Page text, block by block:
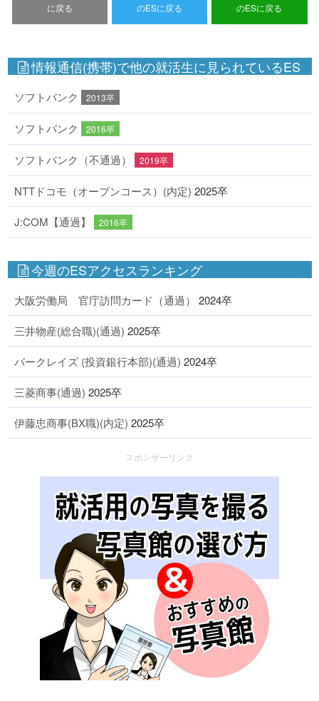
に戻る
のESに戻る
のESに戻る
情報通信(携帯)で他の就活生に見られているES
ソフトバンク 2013卒
ソフトバンク 2016卒
ソフトバンク（不通過） 2019卒
NTTドコモ（オープンコース）(内定) 2025卒
J:COM【通過】 2016卒
今週のESアクセスランキング
大阪労働局 官庁訪問カード（通過） 2024卒
三井物産(総合職)(通過) 2025卒
バークレイズ (投資銀行本部)(通過) 2024卒
三菱商事(通過) 2025卒
伊藤忠商事(BX職)(内定) 2025卒
スポンサーリンク